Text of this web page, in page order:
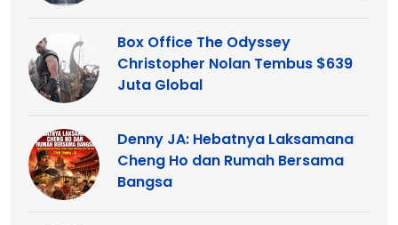
Box Office The Odyssey
Christopher Nolan Tembus $639
Juta Global
Denny JA: Hebatnya Laksamana
Cheng Ho dan Rumah Bersama
Bangsa